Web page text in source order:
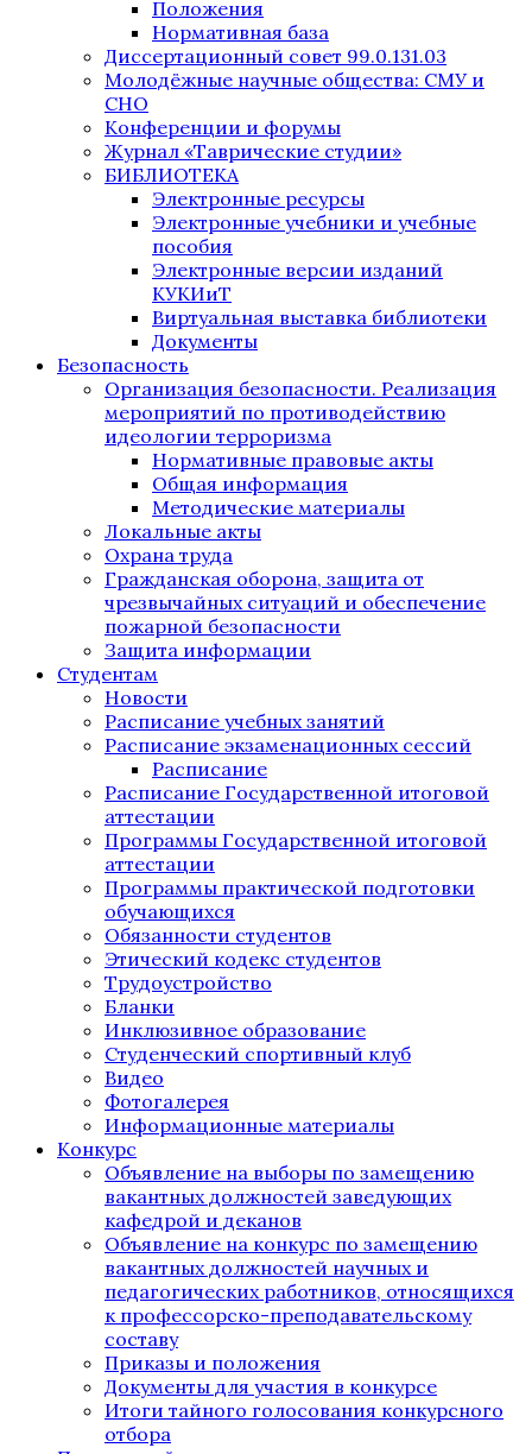
Положения
Нормативная база
Диссертационный совет 99.0.131.03
Молодёжные научные общества: СМУ и
СНО
Конференции и форумы
Журнал «Таврические студии»
БИБЛИОТЕКА
Электронные ресурсы
Электронные учебники и учебные
пособия
Электронные версии изданий
КУКИиТ
Виртуальная выставка библиотеки
Документы
Безопасность
Организация безопасности. Реализация
мероприятий по противодействию
идеологии терроризма
Нормативные правовые акты
Общая информация
Методические материалы
Локальные акты
Охрана труда
Гражданская оборона, защита от
чрезвычайных ситуаций и обеспечение
пожарной безопасности
Защита информации
Студентам
Новости
Расписание учебных занятий
Расписание экзаменационных сессий
Расписание
Расписание Государственной итоговой
аттестации
Программы Государственной итоговой
аттестации
Программы практической подготовки
обучающихся
Обязанности студентов
Этический кодекс студентов
Трудоустройство
Бланки
Инклюзивное образование
Студенческий спортивный клуб
Видео
Фотогалерея
Информационные материалы
Конкурс
Объявление на выборы по замещению
вакантных должностей заведующих
кафедрой и деканов
Объявление на конкурс по замещению
вакантных должностей научных и
педагогических работников, относящихся
к профессорско-преподавательскому
составу
Приказы и положения
Документы для участия в конкурсе
Итоги тайного голосования конкурсного
отбора